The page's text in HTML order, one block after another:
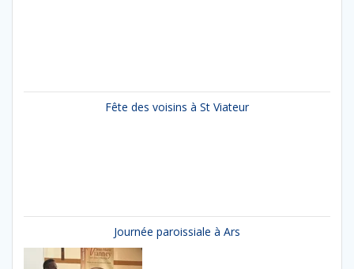
Fête des voisins à St Viateur
Journée paroissiale à Ars